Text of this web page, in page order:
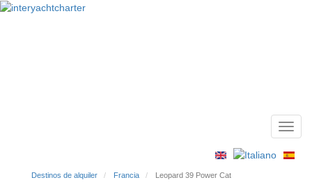
Destinos de alquiler Francia Leopard 39 Power Cat